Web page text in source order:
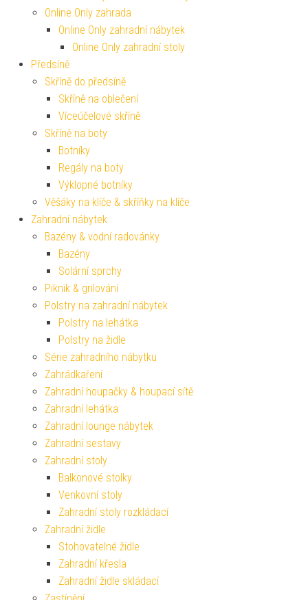
Online Only zahrada
Online Only zahradní nábytek
Online Only zahradní stoly
Předsíně
Skříně do předsíně
Skříně na oblečení
Víceúčelové skříně
Skříně na boty
Botníky
Regály na boty
Výklopné botníky
Věšáky na klíče & skříňky na klíče
Zahradní nábytek
Bazény & vodní radovánky
Bazény
Solární sprchy
Piknik & grilování
Polstry na zahradní nábytek
Polstry na lehátka
Polstry na židle
Série zahradního nábytku
Zahrádkaření
Zahradní houpačky & houpací sítě
Zahradní lehátka
Zahradní lounge nábytek
Zahradní sestavy
Zahradní stoly
Balkonové stolky
Venkovní stoly
Zahradní stoly rozkládací
Zahradní židle
Stohovatelné židle
Zahradní křesla
Zahradní židle skládací